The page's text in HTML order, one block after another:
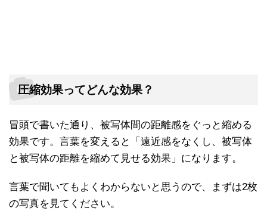
圧縮効果ってどんな効果？
冒頭で書いた通り、被写体間の距離感をぐっと縮める
効果です。言葉を変えると「遠近感をなくし、被写体
と被写体の距離を縮めて見せる効果」になります。
言葉で聞いてもよくわからないと思うので、まずは2枚
の写真を見てください。